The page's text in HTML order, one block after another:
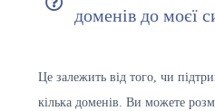
доменів до моєї
Це залежить від того, чи
кілька доменів. Ви можете